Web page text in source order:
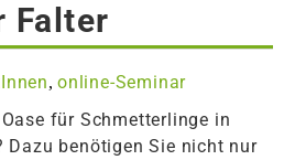
Falter
,online-Seminar
für Schmetterlinge in
Dazu benötigen Sie nicht nur